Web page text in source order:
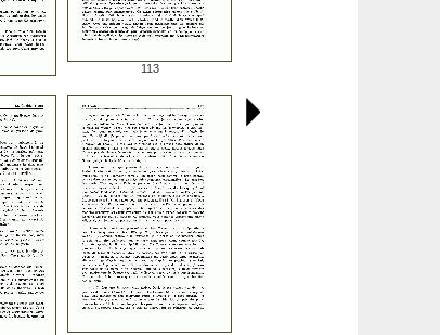
113